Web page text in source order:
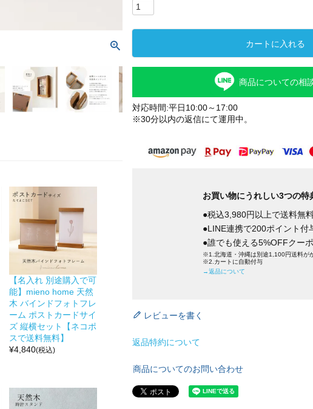
【名入れ 別途購入で可
能】mieno home 天然
木 バインドフォトフレ
ーム ポストカードサイ
ズ 縦横セット【ネコポ
スで送料無料】
¥4,840(税込)
カートに入れる
商品についての相
対応時間:平日10:00～17:00
※30分以内の返信にて運用中。
お買い物にうれしい3つの特
●税込3,980円以上で送料無
●LINE連携で200ポイント付
●誰でも使える5%OFFクー
※1.北海道・沖縄は別途1,100円送料が
※2.カートに自動付与
→返品について
レビューを書く
返品特約について
商品についてのお問い合わせ